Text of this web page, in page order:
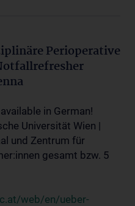
Perioperative
in German!
Universität Wien |
und Zentrum für
gesamt bzw. 5
web/en/ueber-